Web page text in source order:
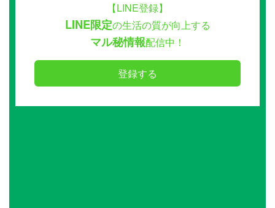
【LINE登録】
LINE限定の生活の質が向上する
マル秘情報配信中！
登録する